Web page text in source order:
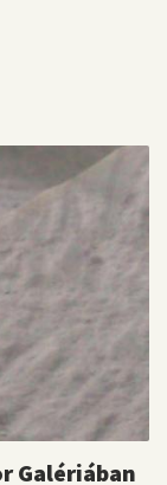
Galériában